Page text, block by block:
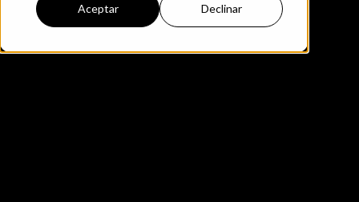
Aceptar Declinar